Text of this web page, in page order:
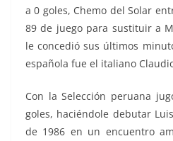
a 0 goles, Chemo del Solar
89 de juego para sustituir a
le concedió sus últimos
española fue el italiano
Con la Selección peruana
goles, haciéndole debutar
de 1986 en un encuentro